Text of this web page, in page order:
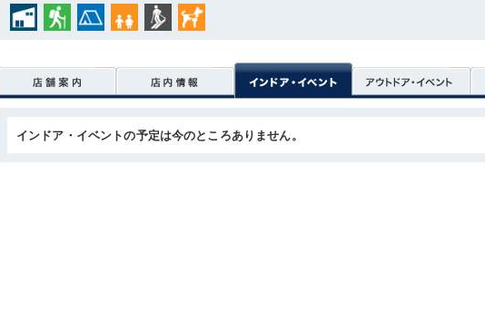
インドア・イベントの予定は今のところありません。